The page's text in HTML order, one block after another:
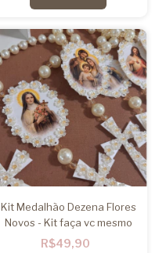
Kit Medalhão Dezena Flores
Novos - Kit faça vc mesmo
R$49,90